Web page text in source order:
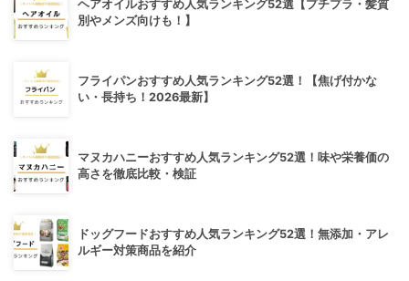
ヘアオイルおすすめ人気ランキング52選【プチプラ・髪質
別やメンズ向けも！】
フライパンおすすめ人気ランキング52選！【焦げ付かな
い・長持ち！2026最新】
マヌカハニーおすすめ人気ランキング52選！味や栄養価の
高さを徹底比較・検証
ドッグフードおすすめ人気ランキング52選！無添加・アレ
ルギー対策商品を紹介